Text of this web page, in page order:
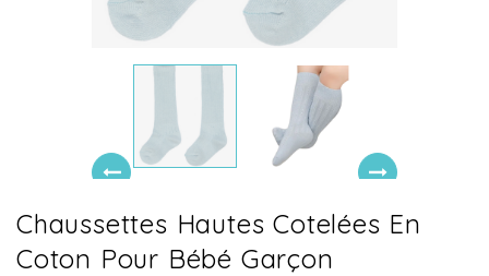
Chaussettes Hautes Cotelées En
Coton Pour Bébé Garçon